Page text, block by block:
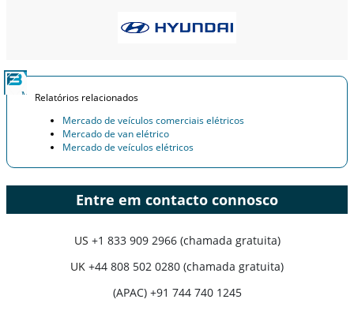
Relatórios relacionados
Mercado de veículos comerciais elétricos
Mercado de van elétrico
Mercado de veículos elétricos
Entre em contacto connosco
US +1 833 909 2966 (chamada gratuita)
UK +44 808 502 0280 (chamada gratuita)
(APAC) +91 744 740 1245